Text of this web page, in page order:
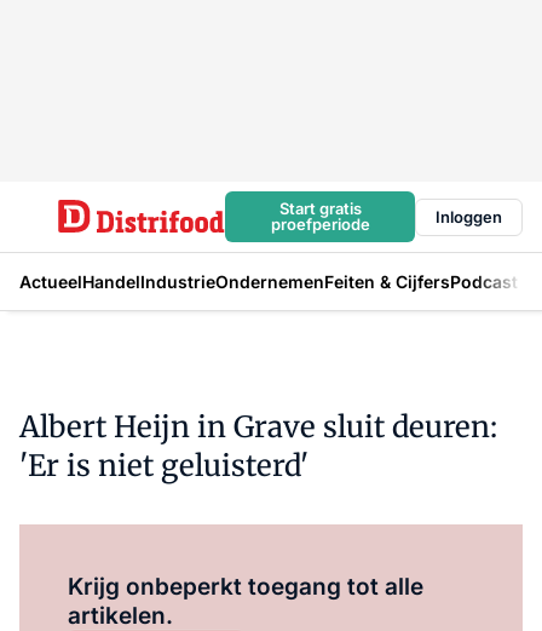
Start gratis
proefperiode
Inloggen
ActueelHandelIndustrieOndernemenFeiten & CijfersPodcast
Albert Heijn in Grave sluit deuren:
'Er is niet geluisterd'
Krijg onbeperkt toegang tot alle
artikelen.